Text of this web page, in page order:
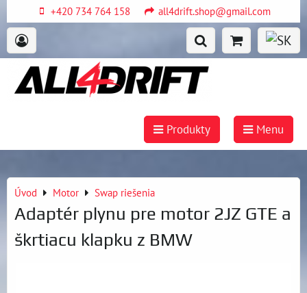
+420 734 764 158 all4drift.shop@gmail.com
Produkty Menu
Úvod Motor Swap riešenia
Adaptér plynu pre motor 2JZ GTE a
škrtiacu klapku z BMW